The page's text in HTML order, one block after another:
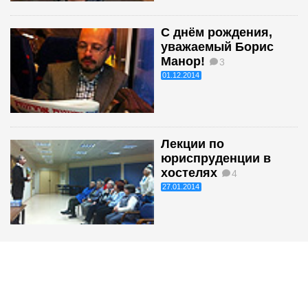
С днём рождения,
уважаемый Борис
Манор!
3
01.12.2014
Лекции по
юриспруденции в
хостелях
4
27.01.2014